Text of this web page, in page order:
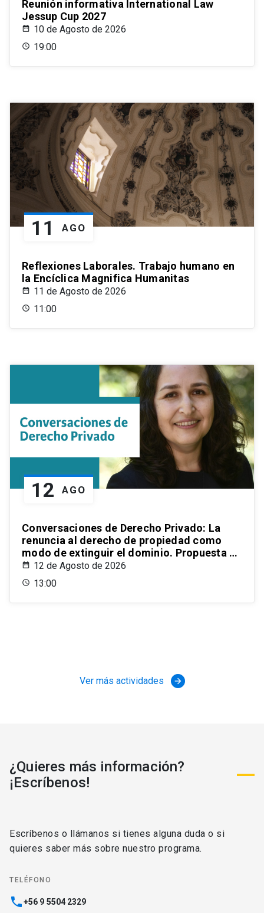
Reunión informativa International Law
Jessup Cup 2027
10 de Agosto de 2026
19:00
11 AGO
Reflexiones Laborales. Trabajo humano en
la Encíclica Magnifica Humanitas
11 de Agosto de 2026
11:00
12 AGO
Conversaciones de Derecho Privado: La
renuncia al derecho de propiedad como
modo de extinguir el dominio. Propuesta de
un estatuto para el ordenamiento civil
chileno
12 de Agosto de 2026
13:00
Ver más actividades arrow_forward
¿Quieres más información?
¡Escríbenos!
Escríbenos o llámanos si tienes alguna duda o si
quieres saber más sobre nuestro programa.
TELÉFONO
phone+56 9 5504 2329